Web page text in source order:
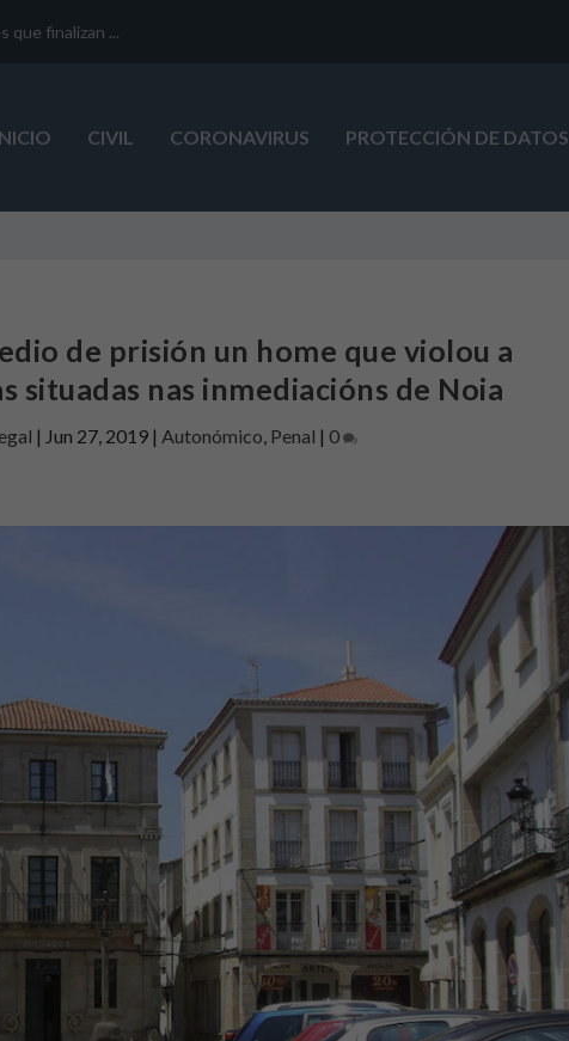
que finalizan ...
CIVIL CORONAVIRUS PROTECCIÓN DE DATOS
de prisión un home que violou a
situadas nas inmediacións de Noia
| Jun 27, 2019 | Autonómico, Penal |0